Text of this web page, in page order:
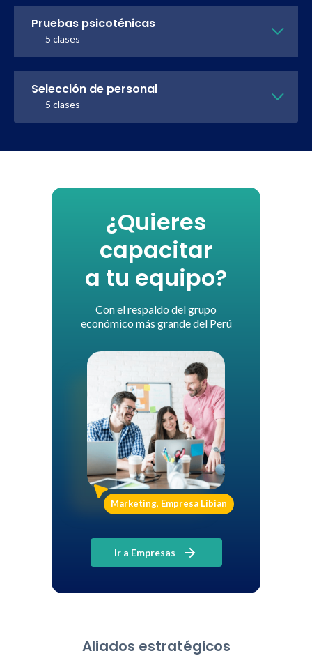
Pruebas psicoténicas
5 clases
Selección de personal
5 clases
¿Quieres
capacitar
a tu equipo?
Con el respaldo del grupo
económico más grande del Perú
Marketing, Empresa Libian
Ir a Empresas
Aliados estratégicos